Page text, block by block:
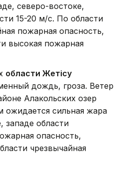
северо-востоке,
15-20 м/с. По области
пожарная опасность,
высокая пожарная
области Жетісу
дождь, гроза. Ветер
Алакольских озер
сильная жара
западе области
опасность,
чрезвычайная